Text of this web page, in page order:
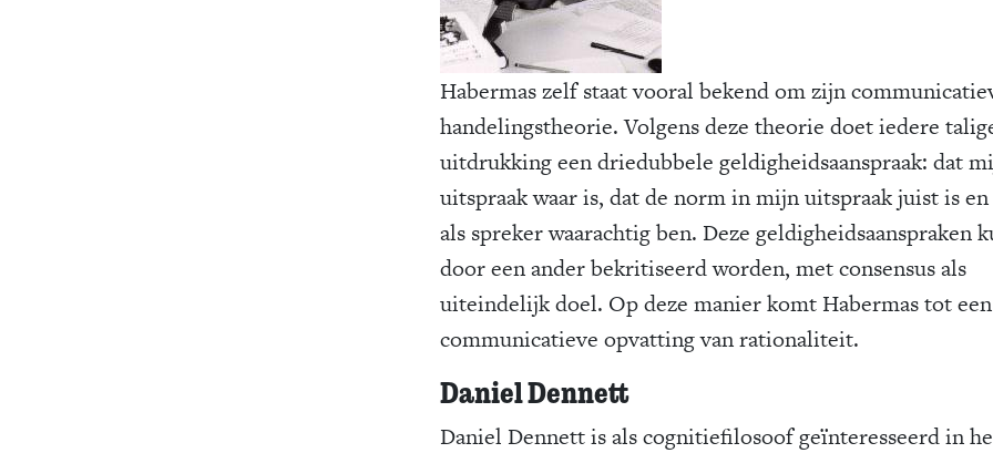
Habermas zelf staat vooral bekend om zijn
handelingstheorie. Volgens deze theorie doet iedere
uitdrukking een driedubbele geldigheidsaanspraak: dat
uitspraak waar is, dat de norm in mijn uitspraak juist is
als spreker waarachtig ben. Deze geldigheidsaanspraken
door een ander bekritiseerd worden, met consensus als
uiteindelijk doel. Op deze manier komt Habermas tot een
communicatieve opvatting van rationaliteit.
Daniel Dennett
Daniel Dennett is als cognitiefilosoof geïnteresseerd in